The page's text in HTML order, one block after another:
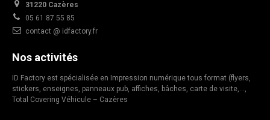
31220 Cazères
05 61 87 55 85
contact @ idfactory.fr
Nos activités
ID Factory est spécialisée en Impression numérique tous format (flyers,
stickers, enseignes, panneaux pub, affiches, bâches, carte de visite,…,
Total Covering Véhicule – Cazères